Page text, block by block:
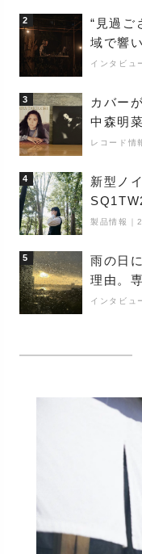
2
“見過
域で響
夜神楽
インタビュ
3
カバー
中森明
レコード情
4
新型ノ
り得る
製品情報 ｜
5
雨の日
理由。
ケープ
インタビュ